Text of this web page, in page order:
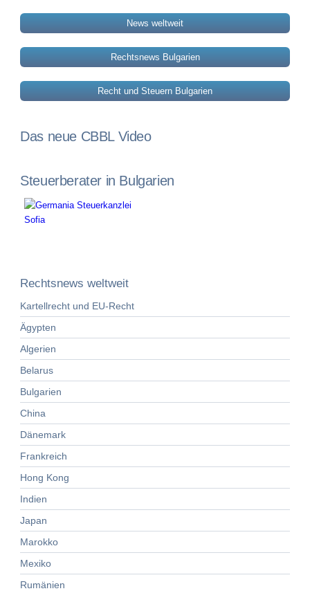
News weltweit
Rechtsnews Bulgarien
Recht und Steuern Bulgarien
Das neue CBBL Video
Steuerberater in Bulgarien
Rechtsnews weltweit
Kartellrecht und EU-Recht
Ägypten
Algerien
Belarus
Bulgarien
China
Dänemark
Frankreich
Hong Kong
Indien
Japan
Marokko
Mexiko
Rumänien